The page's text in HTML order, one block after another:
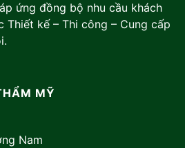
ứng đồng bộ nhu cầu khách
Thiết kế – Thi công – Cung cấp
MỸ
Nam